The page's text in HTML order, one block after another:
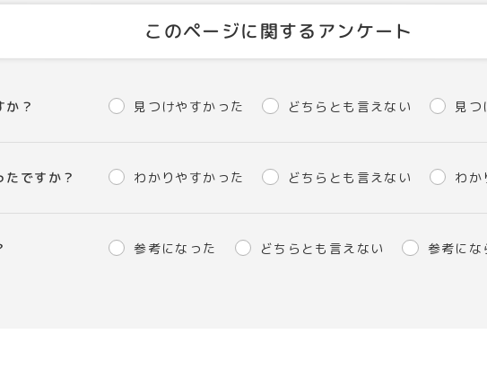
このページに関するアンケート
か？ 見つけやすかった どちらとも言えない 見つ
ですか？ わかりやすかった どちらとも言えない わか
参考になった どちらとも言えない 参考にな